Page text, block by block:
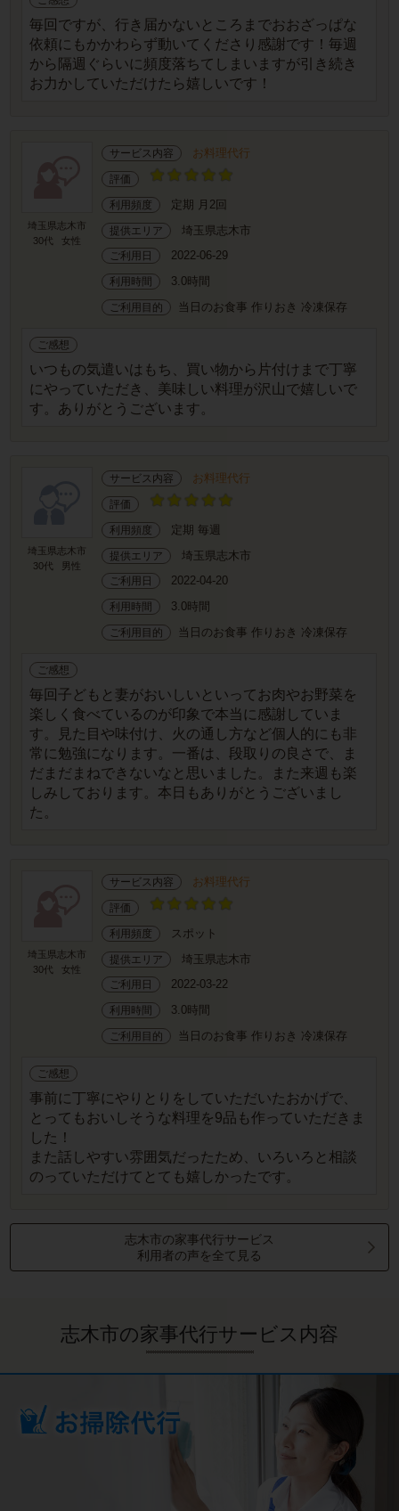
毎回ですが、行き届かないところまでおおざっぱな
依頼にもかかわらず動いてくださり感謝です！毎週
から隔週ぐらいに頻度落ちてしまいますが引き続き
お力かしていただけたら嬉しいです！
埼玉県志木市
30代
女性
サービス内容 お料理代行
評価
利用頻度 定期 月2回
提供エリア 埼玉県志木市
ご利用日 2022-06-29
利用時間 3.0時間
ご利用目的 当日のお食事 作りおき 冷凍保存
ご感想
いつもの気遣いはもち、買い物から片付けまで丁寧
にやっていただき、美味しい料理が沢山で嬉しいで
す。ありがとうございます。
埼玉県志木市
30代
男性
サービス内容 お料理代行
評価
利用頻度 定期 毎週
提供エリア 埼玉県志木市
ご利用日 2022-04-20
利用時間 3.0時間
ご利用目的 当日のお食事 作りおき 冷凍保存
ご感想
毎回子どもと妻がおいしいといってお肉やお野菜を
楽しく食べているのが印象で本当に感謝していま
す。見た目や味付け、火の通し方など個人的にも非
常に勉強になります。一番は、段取りの良さで、ま
だまだまねできないなと思いました。また来週も楽
しみしております。本日もありがとうございまし
た。
埼玉県志木市
30代
女性
サービス内容 お料理代行
評価
利用頻度 スポット
提供エリア 埼玉県志木市
ご利用日 2022-03-22
利用時間 3.0時間
ご利用目的 当日のお食事 作りおき 冷凍保存
ご感想
事前に丁寧にやりとりをしていただいたおかげで、
とってもおいしそうな料理を9品も作っていただきま
した！
また話しやすい雰囲気だったため、いろいろと相談
のっていただけてとても嬉しかったです。
志木市の家事代行サービス
利用者の声を全て見る
志木市の家事代行サービス内容